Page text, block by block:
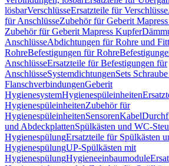
lösbarVerschlüsseErsatzteile für Verschlüsse
für AnschlüsseZubehör für Geberit
Zubehör für Geberit Mapress Kupfer
AnschlüsseAbdichtungen für Rohre und
RohreBefestigungen für Rohre
AnschlüsseErsatzteile für Befestigungen für
AnschlüsseSystemdichtungenSets
FlanschverbindungenGeberit
HygienesystemHygienespüleinheiten
HygienespüleinheitenZubehör für
HygienespüleinheitenSensorenKabel
und AbdeckplattenSpülkästen und WC-
HygienespülungErsatzteile für Spülkästen
HygienespülungUP-Spülkästen mit
HygienespülungHygieneeinbaumodule